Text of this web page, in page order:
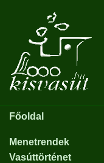
Főoldal
Menetrendek
Vasúttörténet